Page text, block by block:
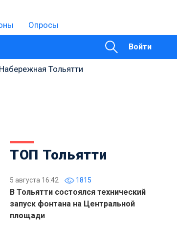
Опросы
Войти
Набережная Тольятти
ТОП Тольятти
5 августа 16:42 1815
В Тольятти состоялся технический
запуск фонтана на Центральной
площади